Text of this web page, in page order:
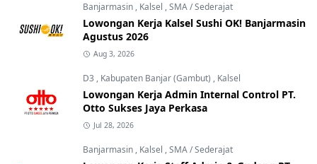
Banjarmasin , Kalsel ,SMA / Sederajat
Lowongan Kerja Kalsel Sushi OK! Banjarmasin
Agustus 2026
Aug 3, 2026
D3 , Kabupaten Banjar (Gambut) , Kalsel
Lowongan Kerja Admin Internal Control PT.
Otto Sukses Jaya Perkasa
Jul 28, 2026
Banjarmasin , Kalsel ,SMA / Sederajat